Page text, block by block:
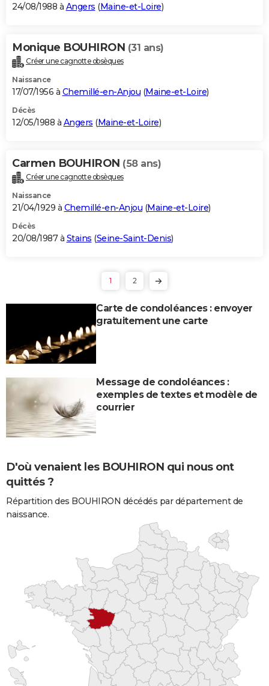
24/08/1988 à Angers (Maine-et-Loire)
Monique BOUHIRON (31 ans)
Créer une cagnotte obsèques
Naissance
17/07/1956 à Chemillé-en-Anjou (Maine-et-Loire)
Décès
12/05/1988 à Angers (Maine-et-Loire)
Carmen BOUHIRON (58 ans)
Créer une cagnotte obsèques
Naissance
21/04/1929 à Chemillé-en-Anjou (Maine-et-Loire)
Décès
20/08/1987 à Stains (Seine-Saint-Denis)
1 2
Carte de condoléances : envoyer
gratuitement une carte
Message de condoléances :
exemples de textes et modèle de
courrier
D'où venaient les BOUHIRON qui nous ont
quittés ?
Répartition des BOUHIRON décédés par département de
naissance.